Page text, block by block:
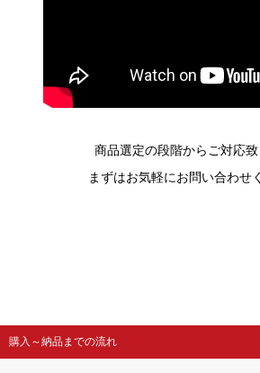
商品選定の段階からご対応致
まずはお気軽にお問い合わせ
購入～納品までの流れ